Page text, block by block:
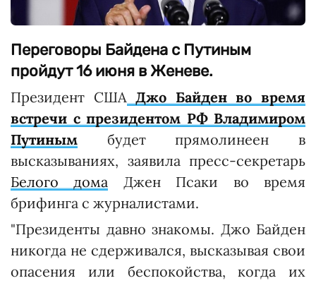
Переговоры Байдена с Путиным
пройдут 16 июня в Женеве.
Президент СШАДжо Байден во время
встречи с президентом РФ Владимиром
Путиным будет прямолинеен в
высказываниях, заявила пресс-секретарь
Белого дома Джен Псаки во время
брифинга с журналистами.
"Президенты давно знакомы. Джо Байден
никогда не сдерживался, высказывая свои
опасения или беспокойства, когда их